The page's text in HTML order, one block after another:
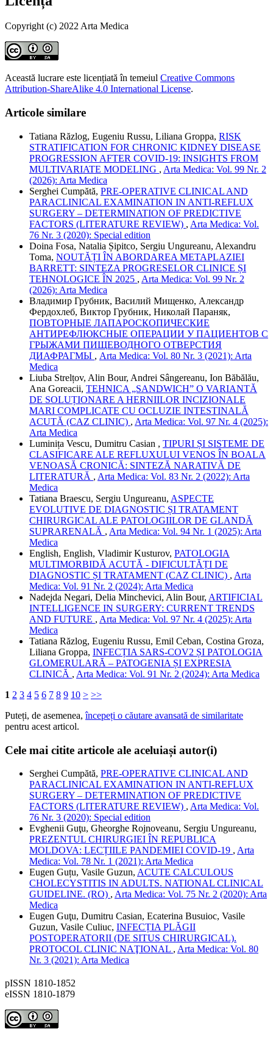
Copyright (c) 2022 Arta Medica
Această lucrare este licențiată în temeiul Creative Commons
Attribution-ShareAlike 4.0 International License.
Articole similare
Tatiana Răzlog, Eugeniu Russu, Liliana Groppa, RISK
STRATIFICATION FOR CHRONIC KIDNEY DISEASE
PROGRESSION AFTER COVID-19: INSIGHTS FROM
MULTIVARIATE MODELING , Arta Medica: Vol. 99 Nr. 2
(2026): Arta Medica
Serghei Cumpătă, PRE-OPERATIVE CLINICAL AND
PARACLINICAL EXAMINATION IN ANTI-REFLUX
SURGERY – DETERMINATION OF PREDICTIVE
FACTORS (LITERATURE REVIEW) , Arta Medica: Vol.
76 Nr. 3 (2020): Special edition
Doina Fosa, Natalia Șipitco, Sergiu Ungureanu, Alexandru
Toma, NOUTĂȚI ÎN ABORDAREA METAPLAZIEI
BARRETT: SINTEZA PROGRESELOR CLINICE ȘI
TEHNOLOGICE ÎN 2025 , Arta Medica: Vol. 99 Nr. 2
(2026): Arta Medica
Владимир Грубник, Василий Мищенко, Александр
Фердохлеб, Виктор Грубник, Николай Параняк,
ПОВТОРНЫЕ ЛАПАРОСКОПИЧЕСКИЕ
АНТИРЕФЛЮКСНЫЕ ОПЕРАЦИИ У ПАЦИЕНТОВ С
ГРЫЖАМИ ПИЩЕВОДНОГО ОТВЕРСТИЯ
ДИАФРАГМЫ , Arta Medica: Vol. 80 Nr. 3 (2021): Arta
Medica
Liuba Strelțov, Alin Bour, Andrei Sângereanu, Ion Băbălău,
Ana Goreacii, TEHNICA „SANDWICH” O VARIANTĂ
DE SOLUȚIONARE A HERNIILOR INCIZIONALE
MARI COMPLICATE CU OCLUZIE INTESTINALĂ
ACUTĂ (CAZ CLINIC) , Arta Medica: Vol. 97 Nr. 4 (2025):
Arta Medica
Luminița Vescu, Dumitru Casian , TIPURI ȘI SISTEME DE
CLASIFICARE ALE REFLUXULUI VENOS ÎN BOALA
VENOASĂ CRONICĂ: SINTEZĂ NARATIVĂ DE
LITERATURĂ , Arta Medica: Vol. 83 Nr. 2 (2022): Arta
Medica
Tatiana Braescu, Sergiu Ungureanu, ASPECTE
EVOLUTIVE DE DIAGNOSTIC ȘI TRATAMENT
CHIRURGICAL ALE PATOLOGIILOR DE GLANDĂ
SUPRARENALĂ , Arta Medica: Vol. 94 Nr. 1 (2025): Arta
Medica
English, English, Vladimir Kusturov, PATOLOGIA
MULTIMORBIDĂ ACUTĂ - DIFICULTĂȚI DE
DIAGNOSTIC ȘI TRATAMENT (CAZ CLINIC) , Arta
Medica: Vol. 91 Nr. 2 (2024): Arta Medica
Nadejda Negari, Delia Minchevici, Alin Bour, ARTIFICIAL
INTELLIGENCE IN SURGERY: CURRENT TRENDS
AND FUTURE , Arta Medica: Vol. 97 Nr. 4 (2025): Arta
Medica
Tatiana Răzlog, Eugeniu Russu, Emil Ceban, Costina Groza,
Liliana Groppa, INFECȚIA SARS-COV2 ȘI PATOLOGIA
GLOMERULARĂ – PATOGENIA ȘI EXPRESIA
CLINICĂ , Arta Medica: Vol. 91 Nr. 2 (2024): Arta Medica
1 2 3 4 5 6 7 8 9 10 > >>
Puteți, de asemenea,începeți o căutare avansată de similaritate
pentru acest articol.
Cele mai citite articole ale aceluiași autor(i)
Serghei Cumpătă, PRE-OPERATIVE CLINICAL AND
PARACLINICAL EXAMINATION IN ANTI-REFLUX
SURGERY – DETERMINATION OF PREDICTIVE
FACTORS (LITERATURE REVIEW) , Arta Medica: Vol.
76 Nr. 3 (2020): Special edition
Evghenii Guţu, Gheorghe Rojnoveanu, Sergiu Ungureanu,
PREZENTUL CHIRURGIEI ÎN REPUBLICA
MOLDOVA: LECȚIILE PANDEMIEI COVID-19 , Arta
Medica: Vol. 78 Nr. 1 (2021): Arta Medica
Eugen Guțu, Vasile Guzun, ACUTE CALCULOUS
CHOLECYSTITIS IN ADULTS. NATIONAL CLINICAL
GUIDELINE. (RO) , Arta Medica: Vol. 75 Nr. 2 (2020): Arta
Medica
Eugen Guţu, Dumitru Casian, Ecaterina Busuioc, Vasile
Guzun, Vasile Culiuc, INFECȚIA PLĂGII
POSTOPERATORII (DE SITUS CHIRURGICAL).
PROTOCOL CLINIC NAŢIONAL , Arta Medica: Vol. 80
Nr. 3 (2021): Arta Medica
pISSN 1810-1852
eISSN 1810-1879